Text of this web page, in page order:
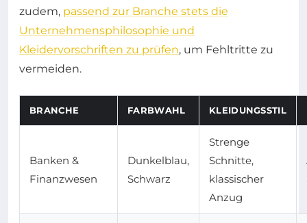
zudem, passend zur Branche stets die
Unternehmensphilosophie und
Kleidervorschriften zu prüfen, um Fehltritte zu
vermeiden.
BRANCHE FARBWAHL KLEIDUNGSSTIL
Banken &
Finanzwesen
Dunkelblau,
Schwarz
Strenge
Schnitte,
klassischer
Anzug